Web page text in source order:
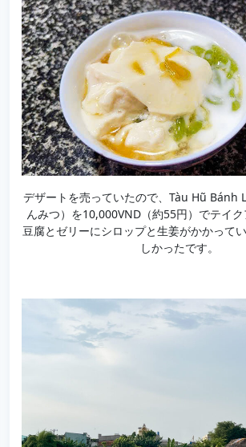
デザートを売っていたので、Tàu Hũ Bánh
んみつ）を10,000VND（約55円）でテイク
豆腐とゼリーにシロップと生姜がかかって
しかったです。